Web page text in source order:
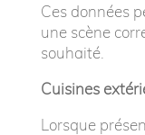
Ces données
une scène
souhaité.
Cuisines
Lorsque